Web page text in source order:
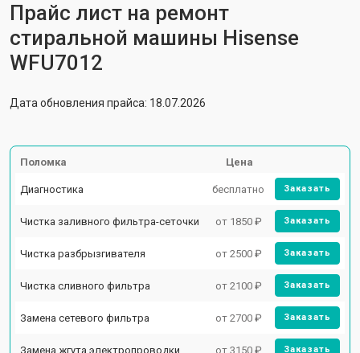
Прайс лист на ремонт
стиральной машины Hisense
WFU7012
Дата обновления прайса: 18.07.2026
Поломка Цена
Диагностика бесплатно Заказать
Чистка заливного фильтра-сеточки от 1850 ₽ Заказать
Чистка разбрызгивателя от 2500 ₽ Заказать
Чистка сливного фильтра от 2100 ₽ Заказать
Замена сетевого фильтра от 2700 ₽ Заказать
Замена жгута электропроводки от 3150 ₽ Заказать